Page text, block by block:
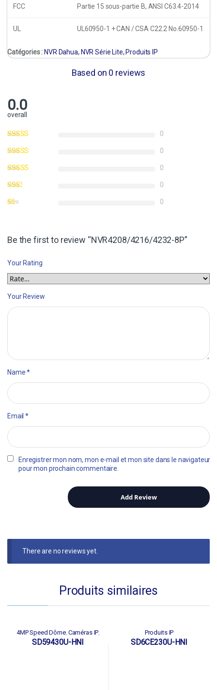
FCC Partie 15 sous-partie B, ANSI C63.4-2014
UL UL60950-1 + CAN / CSA C22.2 No.60950-1
Catégories : NVR Dahua, NVR Série Lite, Produits IP
Based on 0 reviews
0.0
overall
0
0
0
0
0
Be the first to review “NVR4208/4216/4232-8P”
Your Rating
Your Review
Name*
Email*
Enregistrer mon nom, mon e-mail et mon site dans le navigateur
pour mon prochain commentaire.
There are no reviews yet.
Produits similaires
4MP Speed Dôme, Caméras IP,
Produits IP,SPEED DOME
SD59430U-HNI
Produits IP
SD6CE230U-HNI